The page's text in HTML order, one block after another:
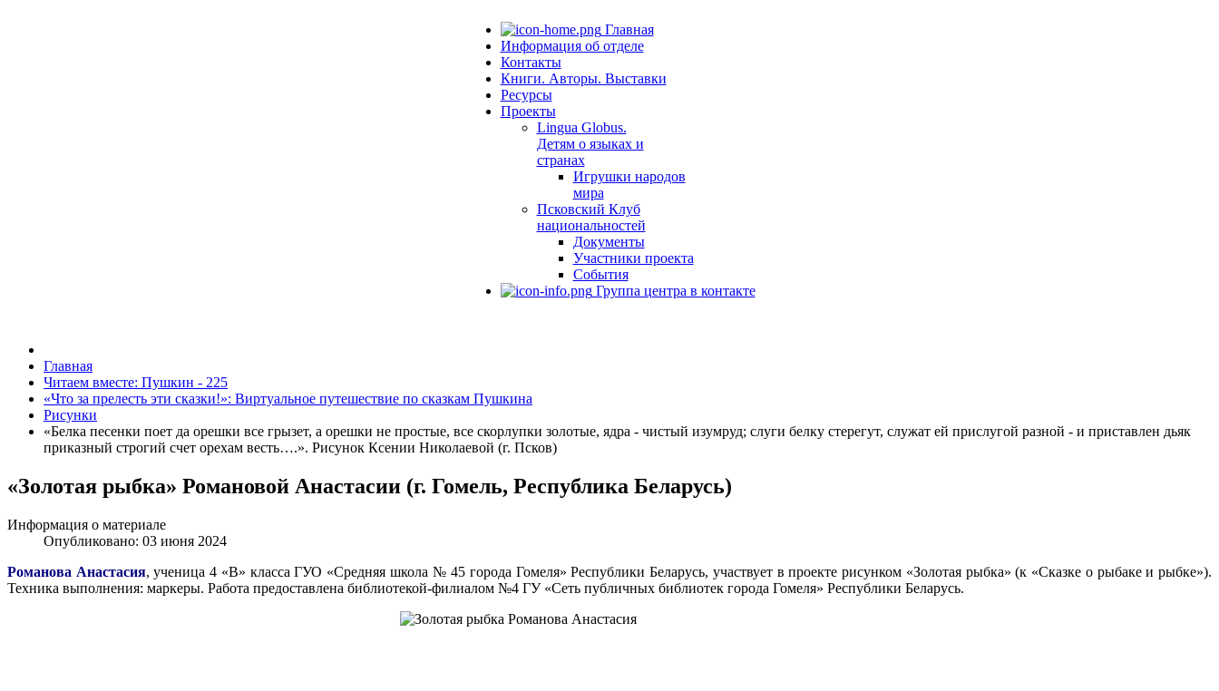
Главная
Информация об отделе
Контакты
Книги. Авторы. Выставки
Ресурсы
Проекты
Lingua Globus.
Детям о языках и
странах
Игрушки народов
мира
Псковский Клуб
национальностей
Документы
Участники проекта
События
Группа центра в контакте
Главная
Читаем вместе: Пушкин - 225
«Что за прелесть эти сказки!»: Виртуальное путешествие по сказкам Пушкина
Рисунки
«Белка песенки поет да орешки все грызет, а орешки не простые, все скорлупки золотые, ядра - чистый изумруд; слуги белку стерегут, служат ей прислугой разной - и приставлен дьяк
приказный строгий счет орехам весть….». Рисунок Ксении Николаевой (г. Псков)
«Золотая рыбка» Романовой Анастасии (г. Гомель, Республика Беларусь)
Информация о материале
Опубликовано: 03 июня 2024
Романова Анастасия, ученица 4 «В» класса ГУО «Средняя школа № 45 города Гомеля» Республики Беларусь, участвует в проекте рисунком «Золотая рыбка» (к «Сказке о рыбаке и рыбке»).
Техника выполнения: маркеры. Работа предоставлена библиотекой-филиалом №4 ГУ «Сеть публичных библиотек города Гомеля» Республики Беларусь.